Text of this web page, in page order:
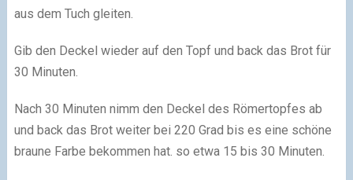
aus dem Tuch gleiten.
Gib den Deckel wieder auf den Topf und back das Brot für
30 Minuten.
Nach 30 Minuten nimm den Deckel des Römertopfes ab
und back das Brot weiter bei 220 Grad bis es eine schöne
braune Farbe bekommen hat. so etwa 15 bis 30 Minuten.